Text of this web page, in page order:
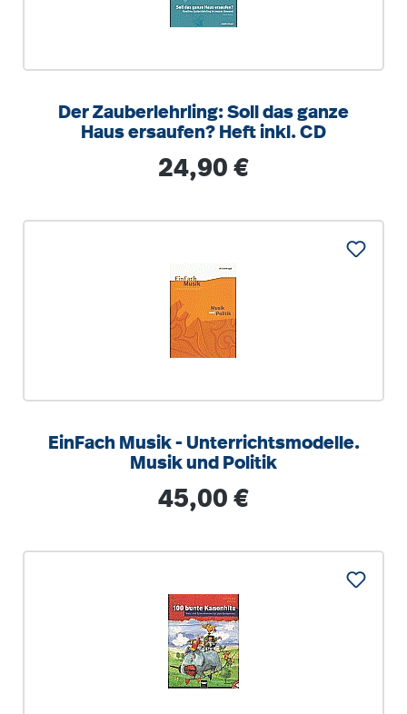
Der Zauberlehrling: Soll das ganze
Haus ersaufen? Heft inkl. CD
Regulärer Preis:
24,90 €
EinFach Musik - Unterrichtsmodelle.
Musik und Politik
Regulärer Preis:
45,00 €